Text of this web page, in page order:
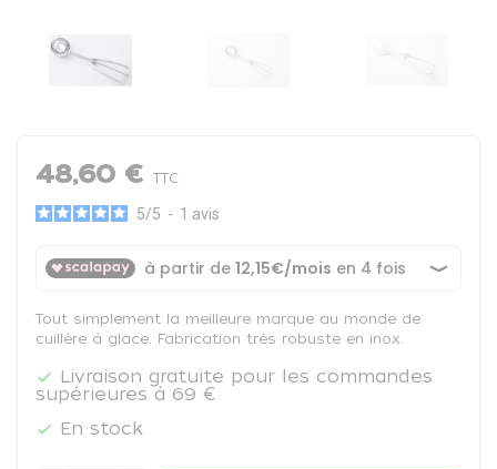
48,60 € TTC
5/5 - 1 avis
Tout simplement la meilleure marque au monde de
cuillère à glace. Fabrication très robuste en inox.

Livraison gratuite pour les commandes
supérieures à 69 €
 En stock